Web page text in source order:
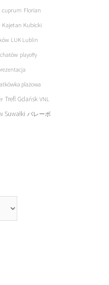
cuprum Florian
Kajetan Kubicki
LUK Lublin
playoffy
plażowa
Trefl Gdańsk VNL
Suwałki バレーボ